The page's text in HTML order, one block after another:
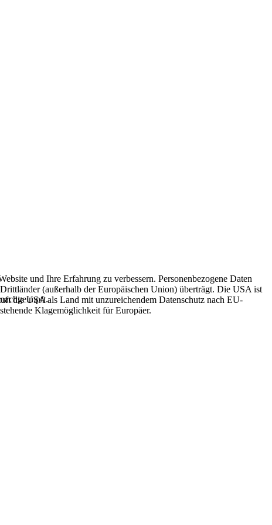
und Ihre Erfahrung zu verbessern. Personenbezogene Daten
(außerhalb der Europäischen Union) überträgt. Die USA ist
die USA als Land mit unzureichendem Datenschutz nach EU-
Klagemöglichkeit für Europäer.